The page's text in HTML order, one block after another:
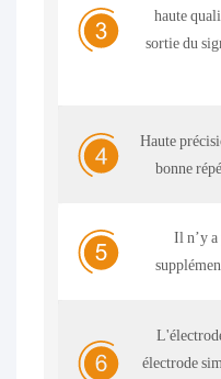
haute
sortie du
Haute
bonne
Il n’y a
électrode